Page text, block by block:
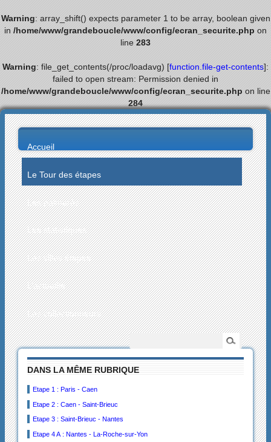
Warning: array_shift() expects parameter 1 to be array, boolean given
in /home/www/grandeboucle/www/config/ecran_securite.php on
line 283
Warning: file_get_contents(/proc/loadavg) [function.file-get-contents]:
failed to open stream: Permission denied in
/home/www/grandeboucle/www/config/ecran_securite.php on line
284
Accueil
Le Tour des étapes
Les palmarès
Les statistiques
Les villes étapes
L’actualité
Les collectionneurs
DANS LA MÊME RUBRIQUE
Etape 1 : Paris - Caen
Etape 2 : Caen - Saint-Brieuc
Etape 3 : Saint-Brieuc - Nantes
Etape 4 A : Nantes - La-Roche-sur-Yon